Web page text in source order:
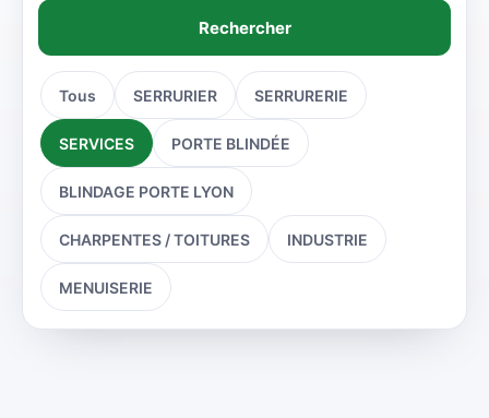
Rechercher
Tous SERRURIER SERRURERIE
SERVICES PORTE BLINDÉE
BLINDAGE PORTE LYON
CHARPENTES / TOITURES INDUSTRIE
MENUISERIE